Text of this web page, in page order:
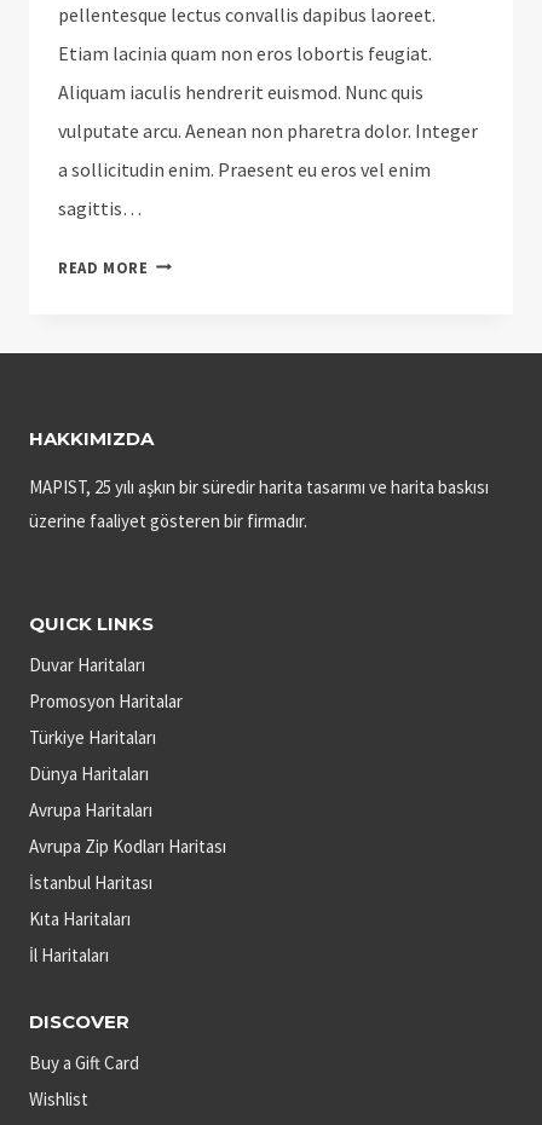
pellentesque lectus convallis dapibus laoreet.
Etiam lacinia quam non eros lobortis feugiat.
Aliquam iaculis hendrerit euismod. Nunc quis
vulputate arcu. Aenean non pharetra dolor. Integer
a sollicitudin enim. Praesent eu eros vel enim
sagittis…
READ MORE HORSE
AFTER
HAKKIMIZDA
MAPIST, 25 yılı aşkın bir süredir harita tasarımı ve harita baskısı
üzerine faaliyet gösteren bir firmadır.
QUICK LINKS
Duvar Haritaları
Promosyon Haritalar
Türkiye Haritaları
Dünya Haritaları
Avrupa Haritaları
Avrupa Zip Kodları Haritası
İstanbul Haritası
Kıta Haritaları
İl Haritaları
DISCOVER
Buy a Gift Card
Wishlist